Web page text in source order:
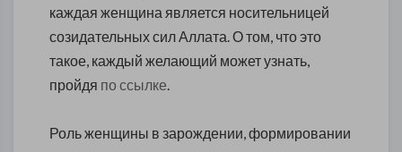
каждая женщина является носительницей
созидательных сил Аллата. О том, что это
такое, каждый желающий может узнать,
пройдя по ссылке.
Роль женщины в зарождении, формировании